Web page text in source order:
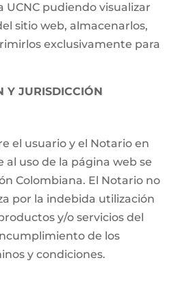
UCNC pudiendo visualizar
sitio web, almacenarlos,
exclusivamente para
Y JURISDICCIÓN
el usuario y el Notario en
al uso de la página web se
Colombiana. El Notario no
por la indebida utilización
y/o servicios del
de los
y condiciones.